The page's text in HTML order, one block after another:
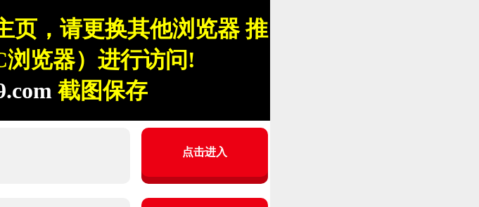
页，请更换其他浏览器 推
览器）进行访问!
截图保存
点击进入